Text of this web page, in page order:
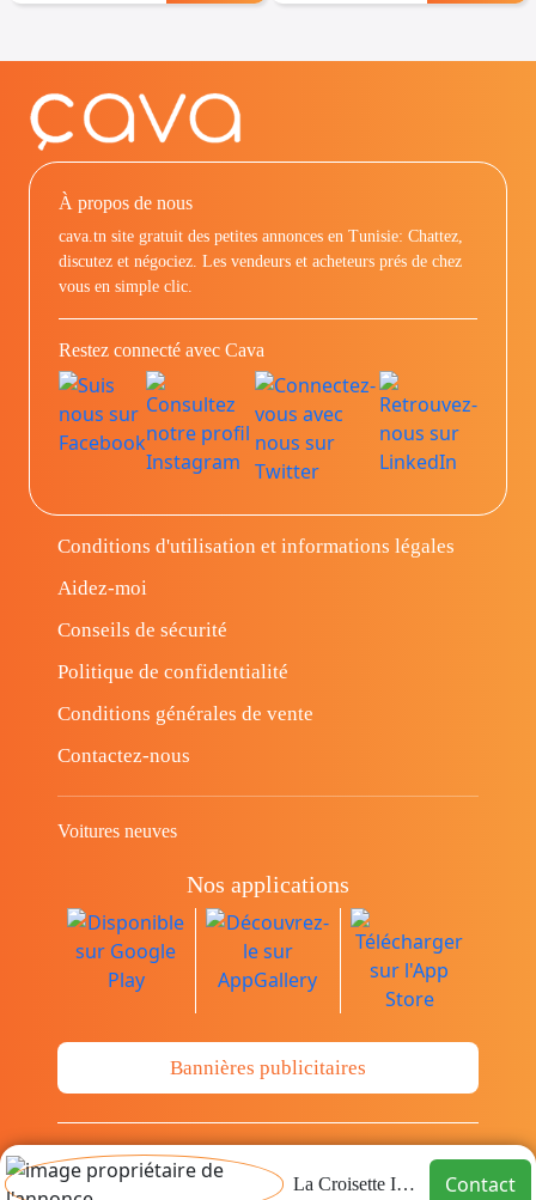
La Croisette Immo Contact
À propos de nous
cava.tn site gratuit des petites annonces en Tunisie: Chattez,
discutez et négociez. Les vendeurs et acheteurs prés de chez
vous en simple clic.
Restez connecté avec Cava
Conditions d'utilisation et informations légales
Aidez-moi
Conseils de sécurité
Politique de confidentialité
Conditions générales de vente
Contactez-nous
Voitures neuves
Nos applications
Bannières publicitaires
© Copyright 2014-2026 Cava.tn Limited Tous
les droits sont réservés.